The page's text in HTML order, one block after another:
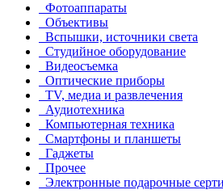
Фотоаппараты
Объективы
Вспышки, источники света
Студийное оборудование
Видеосъемка
Оптические приборы
TV, медиа и развлечения
Аудиотехника
Компьютерная техника
Смартфоны и планшеты
Гаджеты
Прочее
Электронные подарочные